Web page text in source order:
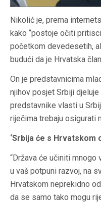
Nikolić je, prema
kako “postoje očiti
početkom devedesetih,
budući da je Hrvatska
On je predstavnicima
njihov posjet Srbiji
predstavnike vlasti u
riječima trebaju osigurati
‘Srbija će s Hrvatskom
“Država će učiniti
u vaš potpuni razvoj, na
Hrvatskom neprekidno
da se samo tako mogu